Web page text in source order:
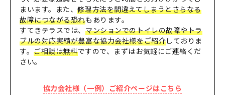
まいます。また、修理方法を間違えてしまうとさらなる
故障につながる恐れもあります。
すてきテラスでは、マンションでのトイレの故障やトラ
ブルの対応実績が豊富な協力会社様をご紹介しておりま
す。ご相談は無料ですので、まずはお気軽にご連絡くだ
さい。
協力会社様（一例）ご紹介ページはこちら